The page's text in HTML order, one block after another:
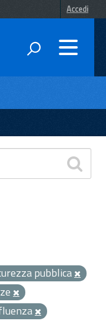
Accedi
pubblica